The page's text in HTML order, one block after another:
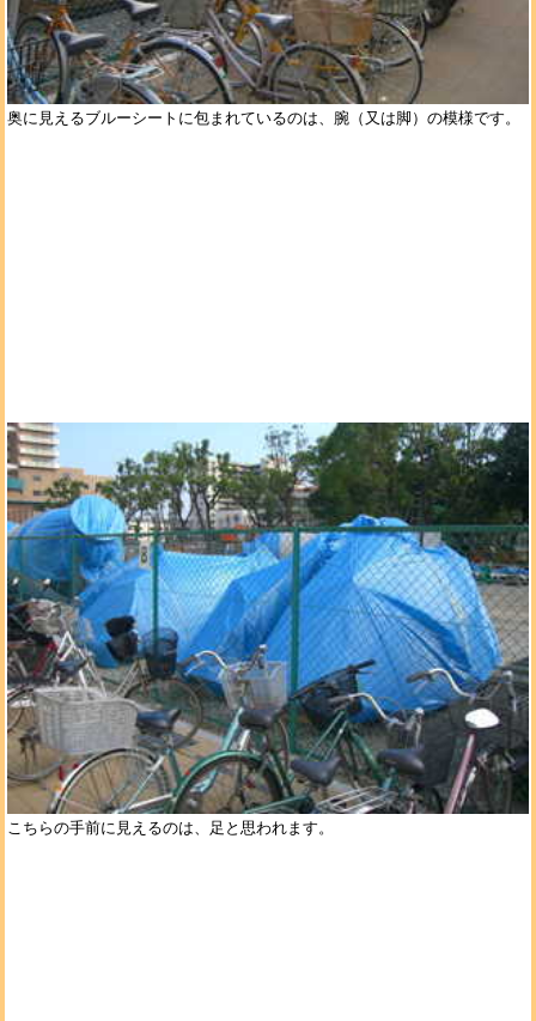
奥に見えるブルーシートに包まれているのは、腕（又は脚）の模様です。
こちらの手前に見えるのは、足と思われます。